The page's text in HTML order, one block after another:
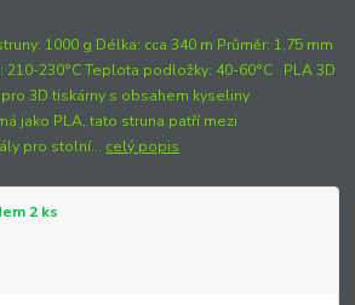
1000 g Délka: cca 340 m Průměr: 1,75 mm
210-230°C Teplota podložky: 40-60°C PLA 3D
3D tiskárny s obsahem kyseliny
jako PLA, tato struna patří mezi
pro stolní... celý popis
2 ks